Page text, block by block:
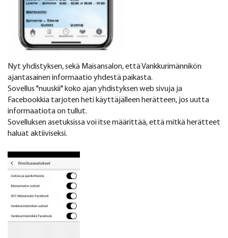
Nyt yhdistyksen, sekä Maisansalon, että Vankkurimännikön
ajantasainen informaatio yhdestä paikasta.
Sovellus "nuuskii" koko ajan yhdistyksen web sivuja ja
Facebookkia tarjoten heti käyttäjälleen herätteen, jos uutta
informaatiota on tullut.
Sovelluksen asetuksissa voi itse määrittää, että mitkä herätteet
haluat aktiiviseksi.